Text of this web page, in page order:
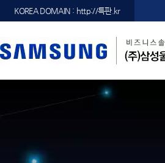
KOREA DOMAIN : http://특판.kr